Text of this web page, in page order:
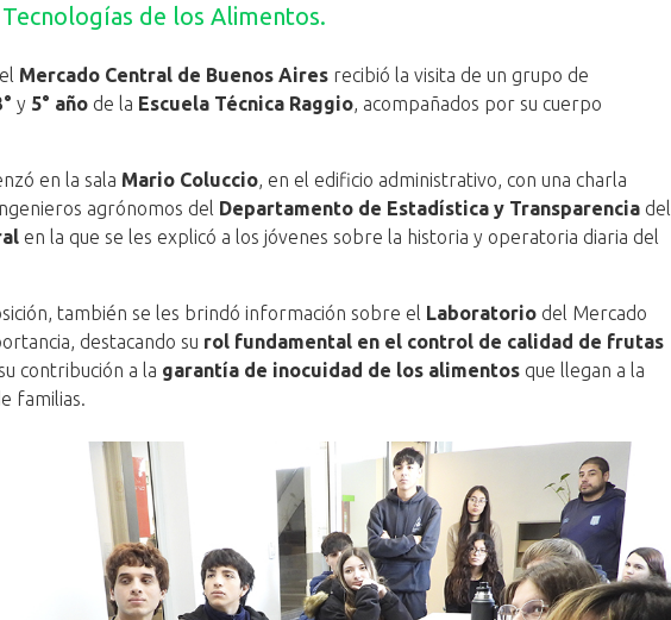
de los Alimentos.
Mercado Central de Buenos Aires recibió la visita de un grupo de
y 5° año de la Escuela Técnica Raggio, acompañados por su cuerpo
en la sala Mario Coluccio, en el edificio administrativo, con una charla
agrónomos del Departamento de Estadística y Transparencia del
en la que se les explicó a los jóvenes sobre la historia y operatoria diaria del
también se les brindó información sobre el Laboratorio del Mercado
destacando su rol fundamental en el control de calidad de frutas
contribución a la garantía de inocuidad de los alimentos que llegan a la
familias.